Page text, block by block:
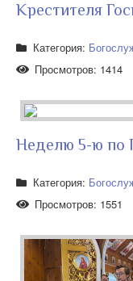
Крестителя
Категория:
Просмотров: 1414
Неделю 5-ю по
Категория:
Просмотров: 1551